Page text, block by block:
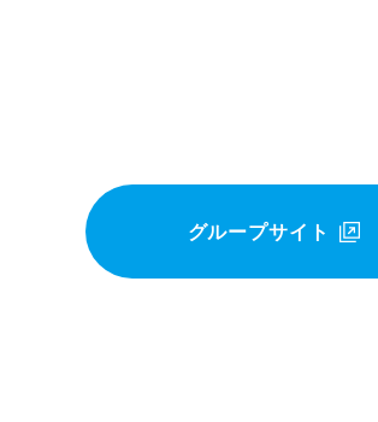
グループサイト